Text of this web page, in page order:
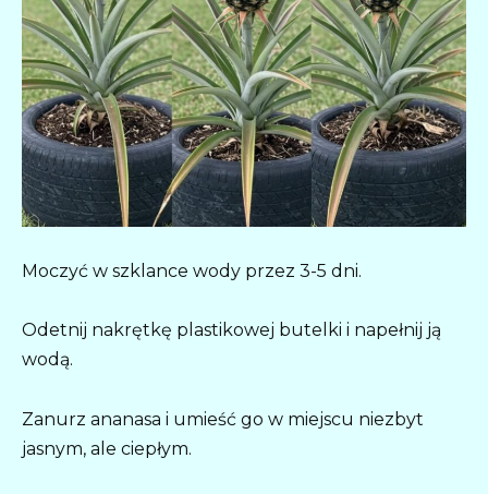
Moczyć w szklance wody przez 3-5 dni.
Odetnij nakrętkę plastikowej butelki i napełnij ją
wodą.
Zanurz ananasa i umieść go w miejscu niezbyt
jasnym, ale ciepłym.